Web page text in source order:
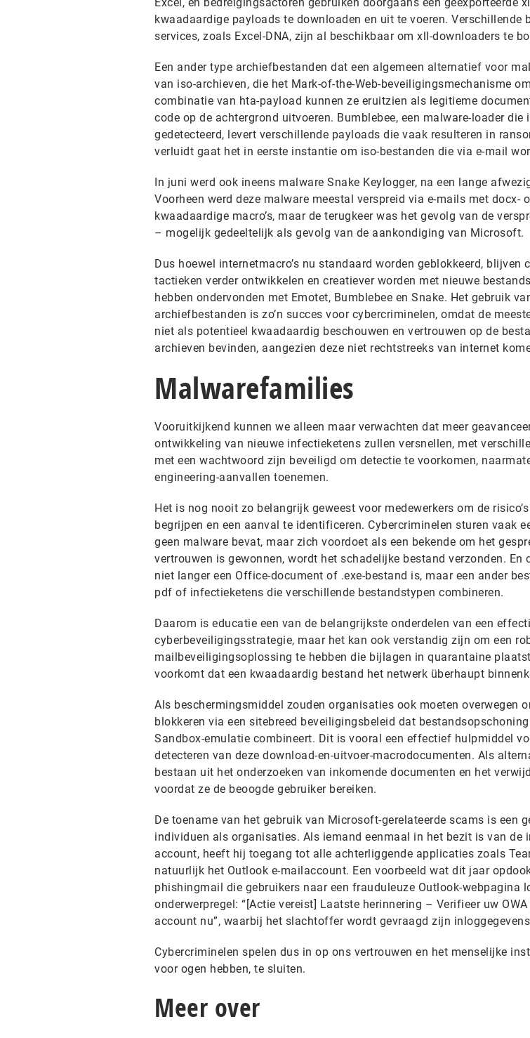
kwaadaardige payloads te downloaden en uit te voeren. Verschillende
services, zoals Excel-DNA, zijn al beschikbaar om xll-downloaders te
Een ander type archiefbestanden dat een algemeen alternatief voor
van iso-archieven, die het Mark-of-the-Web-beveiligingsmechanisme
combinatie van hta-payload kunnen ze eruitzien als legitieme
code op de achtergrond uitvoeren. Bumblebee, een malware-loader die
gedetecteerd, levert verschillende payloads die vaak resulteren in
verluidt gaat het in eerste instantie om iso-bestanden die via e-mail
In juni werd ook ineens malware Snake Keylogger, na een lange
Voorheen werd deze malware meestal verspreid via e-mails met docx-
kwaadaardige macro’s, maar de terugkeer was het gevolg van de
– mogelijk gedeeltelijk als gevolg van de aankondiging van Microsoft.
Dus hoewel internetmacro’s nu standaard worden geblokkeerd, blijven
tactieken verder ontwikkelen en creatiever worden met nieuwe
hebben ondervonden met Emotet, Bumblebee en Snake. Het gebruik
archiefbestanden is zo’n succes voor cybercriminelen, omdat de
niet als potentieel kwaadaardig beschouwen en vertrouwen op de
archieven bevinden, aangezien deze niet rechtstreeks van internet
Malwarefamilies
Vooruitkijkend kunnen we alleen maar verwachten dat meer
ontwikkeling van nieuwe infectieketens zullen versnellen, met
met een wachtwoord zijn beveiligd om detectie te voorkomen,
engineering-aanvallen toenemen.
Het is nog nooit zo belangrijk geweest voor medewerkers om de
begrijpen en een aanval te identificeren. Cybercriminelen sturen vaak
geen malware bevat, maar zich voordoet als een bekende om het
vertrouwen is gewonnen, wordt het schadelijke bestand verzonden. En
niet langer een Office-document of .exe-bestand is, maar een ander
pdf of infectieketens die verschillende bestandstypen combineren.
Daarom is educatie een van de belangrijkste onderdelen van een
cyberbeveiligingsstrategie, maar het kan ook verstandig zijn om een
mailbeveiligingsoplossing te hebben die bijlagen in quarantaine
voorkomt dat een kwaadaardig bestand het netwerk überhaupt
Als beschermingsmiddel zouden organisaties ook moeten overwegen
blokkeren via een sitebreed beveiligingsbeleid dat
Sandbox-emulatie combineert. Dit is vooral een effectief hulpmiddel
detecteren van deze download-en-uitvoer-macrodocumenten. Als
bestaan ​​uit het onderzoeken van inkomende documenten en het
voordat ze de beoogde gebruiker bereiken.
De toename van het gebruik van Microsoft-gerelateerde scams is een
individuen als organisaties. Als iemand eenmaal in het bezit is van de
account, heeft hij toegang tot alle achterliggende applicaties zoals
natuurlijk het Outlook e-mailaccount. Een voorbeeld wat dit jaar
phishingmail die gebruikers naar een frauduleuze Outlook-webpagina
onderwerpregel: “[Actie vereist] Laatste herinnering – Verifieer uw
account nu”, waarbij het slachtoffer wordt gevraagd zijn
Cybercriminelen spelen dus in op ons vertrouwen en het menselijke
voor ogen hebben, te sluiten.
Meer over